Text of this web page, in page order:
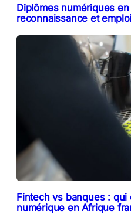
Diplômes numériques
reconnaissance et emploi
Fintech vs banques : qui
numérique en Afrique